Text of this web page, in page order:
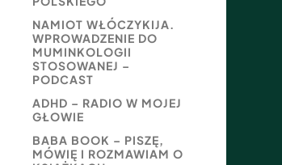
NAMIOT WŁÓCZYKIJA.
WPROWADZENIE DO
MUMINKOLOGII
STOSOWANEJ –
PODCAST
ADHD – RADIO W MOJEJ
GŁOWIE
BABA BOOK – PISZĘ,
MÓWIĘ I ROZMAWIAM O